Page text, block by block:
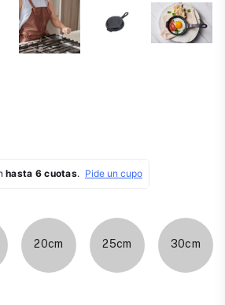
20cm 25cm 30cm